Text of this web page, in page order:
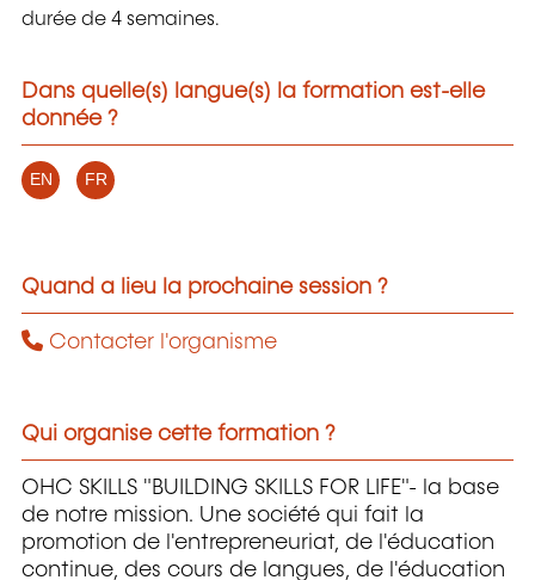
durée de 4 semaines.
Dans quelle(s) langue(s) la formation est-elle
donnée ?
EN FR
Quand a lieu la prochaine session ?
Contacter l'organisme
Qui organise cette formation ?
OHC SKILLS "BUILDING SKILLS FOR LIFE"- la base
de notre mission. Une société qui fait la
promotion de l'entrepreneuriat, de l'éducation
continue, des cours de langues, de l'éducation